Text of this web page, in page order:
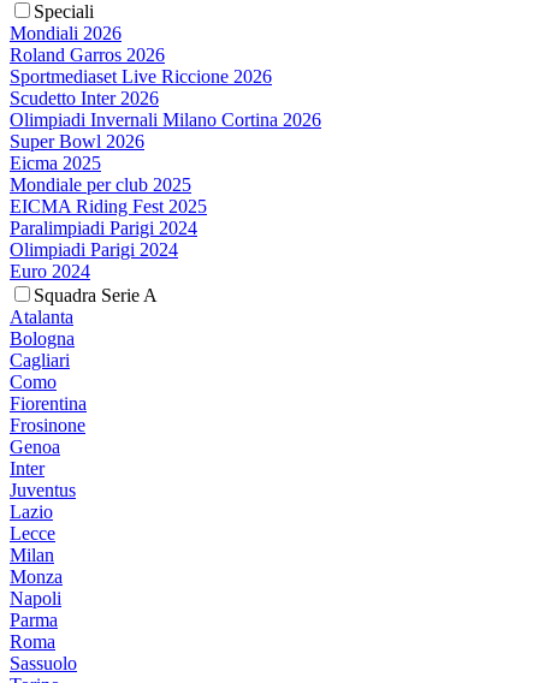
Speciali
Mondiali 2026
Roland Garros 2026
Sportmediaset Live Riccione 2026
Scudetto Inter 2026
Olimpiadi Invernali Milano Cortina 2026
Super Bowl 2026
Eicma 2025
Mondiale per club 2025
EICMA Riding Fest 2025
Paralimpiadi Parigi 2024
Olimpiadi Parigi 2024
Euro 2024
Squadra Serie A
Atalanta
Bologna
Cagliari
Como
Fiorentina
Frosinone
Genoa
Inter
Juventus
Lazio
Lecce
Milan
Monza
Napoli
Parma
Roma
Sassuolo